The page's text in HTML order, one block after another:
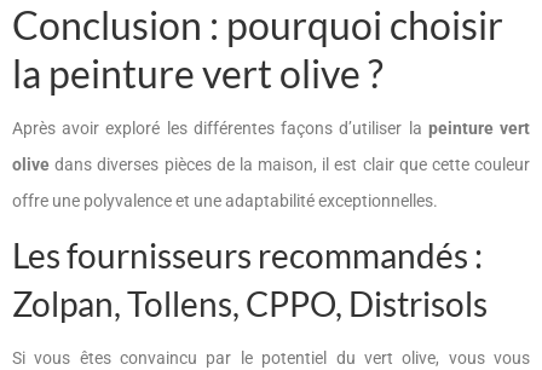
Conclusion : pourquoi choisir
la peinture vert olive ?
Après avoir exploré les différentes façons d’utiliser la peinture vert
olive dans diverses pièces de la maison, il est clair que cette couleur
offre une polyvalence et une adaptabilité exceptionnelles.
Les fournisseurs recommandés :
Zolpan, Tollens, CPPO, Distrisols
Si vous êtes convaincu par le potentiel du vert olive, vous vous